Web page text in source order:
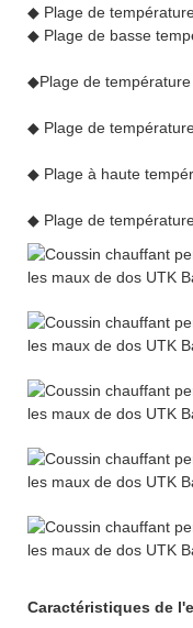
◆ Plage de
◆ Plage de basse
◆Plage de température
◆ Plage de
◆ Plage à haute
◆ Plage de
Caractéristiques de